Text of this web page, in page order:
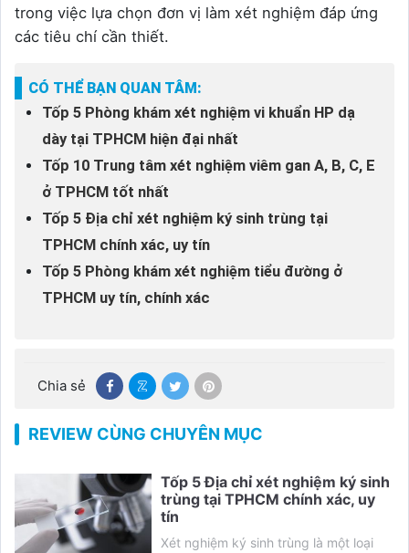
trong việc lựa chọn đơn vị làm xét nghiệm đáp ứng
các tiêu chí cần thiết.
CÓ THỂ BẠN QUAN TÂM:
Tốp 5 Phòng khám xét nghiệm vi khuẩn HP dạ
dày tại TPHCM hiện đại nhất
Tốp 10 Trung tâm xét nghiệm viêm gan A, B, C, E
ở TPHCM tốt nhất
Tốp 5 Địa chỉ xét nghiệm ký sinh trùng tại
TPHCM chính xác, uy tín
Tốp 5 Phòng khám xét nghiệm tiểu đường ở
TPHCM uy tín, chính xác
Chia sẻ
REVIEW CÙNG CHUYÊN MỤC
Tốp 5 Địa chỉ xét nghiệm ký sinh
trùng tại TPHCM chính xác, uy
tín
Xét nghiệm ký sinh trùng là một loại